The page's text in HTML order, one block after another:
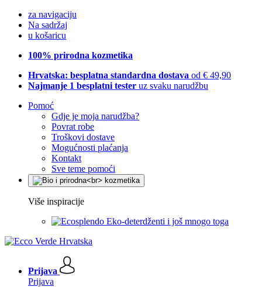
za navigaciju
Na sadržaj
u košaricu
100% prirodna kozmetika
Hrvatska: besplatna standardna dostava od € 49,90
Najmanje 1 besplatni tester uz svaku narudžbu
Pomoć
Gdje je moja narudžba?
Povrat robe
Troškovi dostave
Mogućnosti plaćanja
Kontakt
Sve teme pomoći
Više inspiracije
Eko-deterdženti i još mnogo toga
Prijava
Prijava